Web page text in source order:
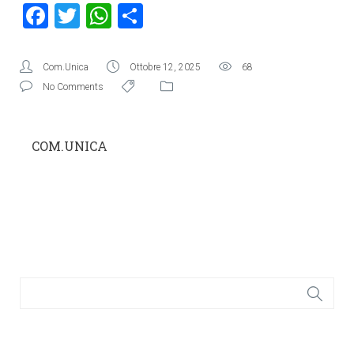
Facebook
TwitterWhatsApp
Com.Unica Ottobre 12, 2025
68
No Comments
COM.UNICA